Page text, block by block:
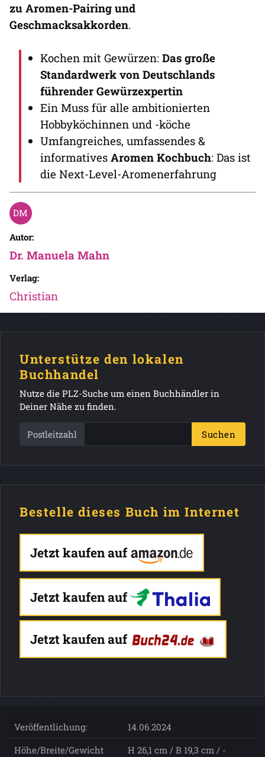
zu Aromen-Pairing und
Geschmacksakkorden.
Kochen mit Gewürzen: Das große
Standardwerk von Deutschlands
führender Gewürzexpertin
Ein Muss für alle ambitionierten
Hobbyköchinnen und -köche
Umfangreiches, umfassendes &
informatives Aromen Kochbuch: Das ist
die Next-Level-Aromenerfahrung
Autor:
Dr. Manuela Mahn
Verlag:
Christian
Unterstütze den lokalen
Buchhandel
Nutze die PLZ-Suche um einen Buchhändler in
Deiner Nähe zu finden.
Postleitzahl Suchen
Bestelle dieses Buch im Internet
Jetzt kaufen auf
Jetzt kaufen auf
Jetzt kaufen auf
Veröffentlichung:
14.06.2024
Höhe/Breite/Gewicht
H 26,1 cm / B 19,3 cm / -